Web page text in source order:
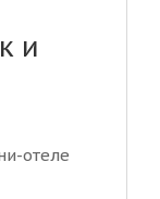
и
отеле